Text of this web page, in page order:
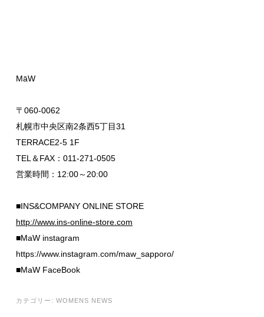
MāW
〒060-0062
札幌市中央区南2条西5丁目31
TERRACE2-5 1F
TEL＆FAX：011-271-0505
営業時間：12:00～20:00
■INS&COMPANY ONLINE STORE
http://www.ins-online-store.com
■MaW instagram
https://www.instagram.com/maw_sapporo/
■MaW FaceBook
カテゴリー: WOMENS NEWS